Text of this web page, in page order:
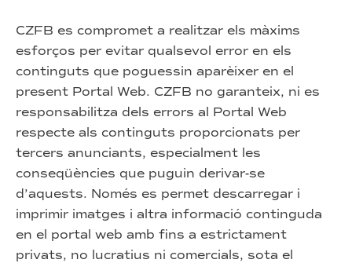
CZFB es compromet a realitzar els màxims
esforços per evitar qualsevol error en els
continguts que poguessin aparèixer en el
present Portal Web. CZFB no garanteix, ni es
responsabilitza dels errors al Portal Web
respecte als continguts proporcionats per
tercers anunciants, especialment les
conseqüències que puguin derivar-se
d’aquests. Només es permet descarregar i
imprimir imatges i altra informació continguda
en el portal web amb fins a estrictament
privats, no lucratius ni comercials, sota el